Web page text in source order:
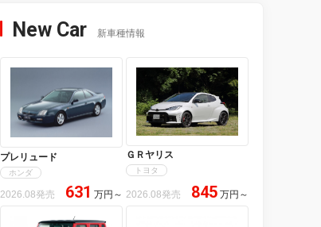
New Car 新車種情報
プレリュード
ホンダ
2026.08発売 631 万円 ～
ＧＲヤリス
トヨタ
2026.08発売 845 万円 ～